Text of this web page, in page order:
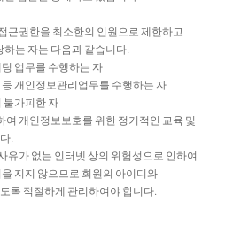
근권한을 최소한의 인원으로 제한하고
는 자는 다음과 같습니다.
업무를 수행하는 자
개인정보관리업무를 수행하는 자
불가피한 자
개인정보보호를 위한 정기적인 교육 및
.
유가 없는 인터넷 상의 위험성으로 인하여
지지 않으므로 회원의 아이디와
록 적절하게 관리하여야 합니다.